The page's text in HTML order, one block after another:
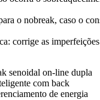
o nobreak, caso o
corrige as
senoidal on-line dupla
com back
de energia